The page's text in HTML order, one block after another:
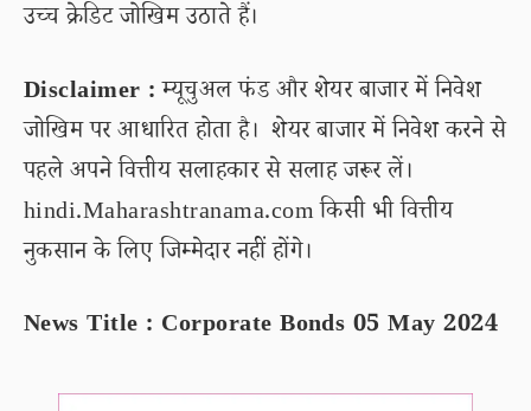
उच्च क्रेडिट जोखिम उठाते हैं।
Disclaimer :म्यूचुअल फंड और शेयर बाजार में निवेश
जोखिम पर आधारित होता है। शेयर बाजार में निवेश करने से
पहले अपने वित्तीय सलाहकार से सलाह जरूर लें।
hindi.Maharashtranama.com किसी भी वित्तीय
नुकसान के लिए जिम्मेदार नहीं होंगे।
News Title : Corporate Bonds 05 May 2024